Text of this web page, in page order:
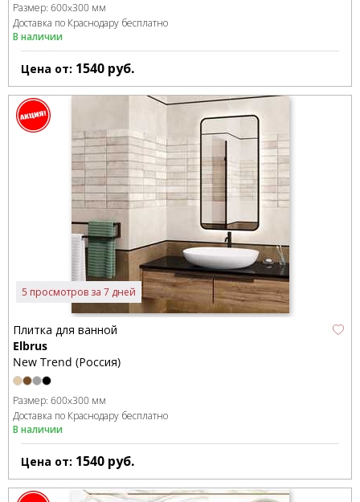
Размер: 600x300 мм
Доставка по Краснодару бесплатно
В наличии
Цена от: 1540 руб.
5 просмотров за 7 дней
Плитка для ванной
Elbrus
New Trend (Россия)
Размер: 600x300 мм
Доставка по Краснодару бесплатно
В наличии
Цена от: 1540 руб.